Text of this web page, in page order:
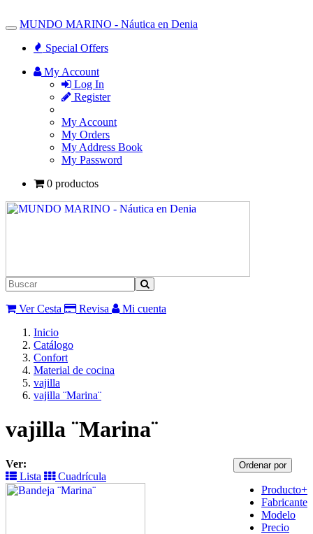
Toggle
Navigation
MUNDO MARINO - Náutica en Denia
Special Offers
My Account
Log In
Register
My Account
My Orders
My Address Book
My Password
0 productos
Ver Cesta Revisa
Mi cuenta
Inicio
Catálogo
Confort
Material de cocina
vajilla
vajilla ¨Marina¨
vajilla ¨Marina¨
Ordenar por
Producto+
Fabricante
Modelo
Precio
Ver:
Lista
Cuadrícula